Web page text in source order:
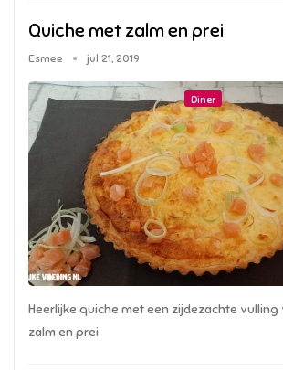
Quiche met zalm en prei
Esmee jul 21, 2019
Diner
Heerlijke quiche met een zijdezachte
zalm en prei